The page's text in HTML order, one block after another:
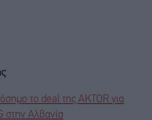
το deal της AKTOR για
στην Αλβανία